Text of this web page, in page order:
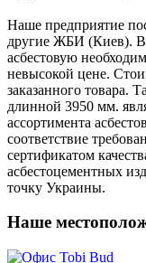
Наше предприятие
другие ЖБИ (Киев).
асбестовую
невысокой цене.
заказанного товара.
длинной 3950 мм.
ассортимента
соответствие
сертификатом
асбестоцементных
точку Украины.
Наше